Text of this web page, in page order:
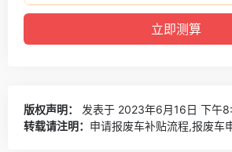
版权声明：
发表于 2023年6月16日 下午
转载请注明： 申请报废车补贴流程,报废车